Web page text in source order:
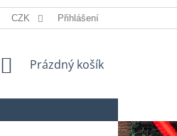
SLOVNÍK POJMŮ
CZK Přihlášení
NÁKUPNÍ
Prázdný košík